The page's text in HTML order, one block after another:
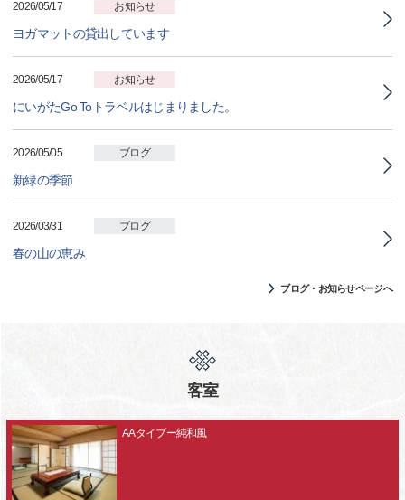
2026/05/17 お知らせ
ヨガマットの貸出しています
2026/05/17 お知らせ
にいがたGo Toトラベルはじまりました。
2026/05/05 ブログ
新緑の季節
2026/03/31 ブログ
春の山の恵み
ブログ・お知らせページへ
客室
AAタイプー純和風